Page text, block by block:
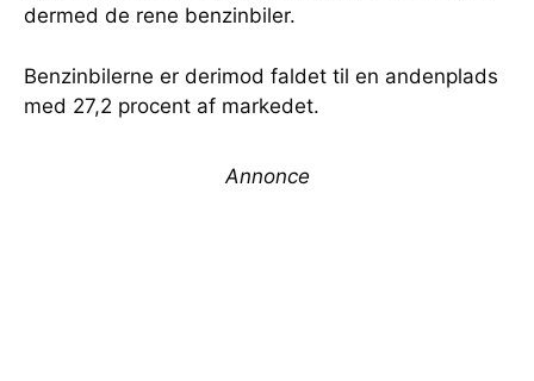
dermed de rene benzinbiler.
Benzinbilerne er derimod faldet til en andenplads
med 27,2 procent af markedet.
Annonce